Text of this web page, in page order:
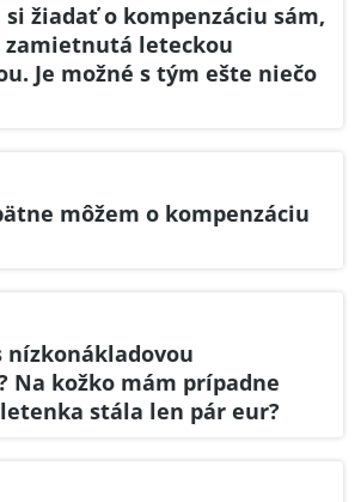
si žiadať o kompenzáciu sám,
zamietnutá leteckou
Je možné s tým ešte niečo
môžem o kompenzáciu
nízkonákladovou
Na kožko mám prípadne
stála len pár eur?